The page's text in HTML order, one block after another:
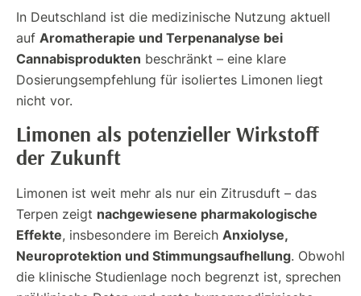
In Deutschland ist die medizinische Nutzung aktuell
auf Aromatherapie und Terpenanalyse bei
Cannabisprodukten beschränkt – eine klare
Dosierungsempfehlung für isoliertes Limonen liegt
nicht vor.
Limonen als potenzieller Wirkstoff
der Zukunft
Limonen ist weit mehr als nur ein Zitrusduft – das
Terpen zeigt nachgewiesene pharmakologische
Effekte, insbesondere im Bereich Anxiolyse,
Neuroprotektion und Stimmungsaufhellung. Obwohl
die klinische Studienlage noch begrenzt ist, sprechen